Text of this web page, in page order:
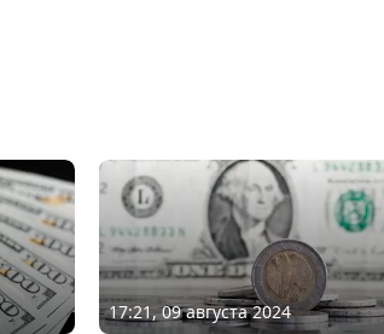
17:21, 09 августа 2024